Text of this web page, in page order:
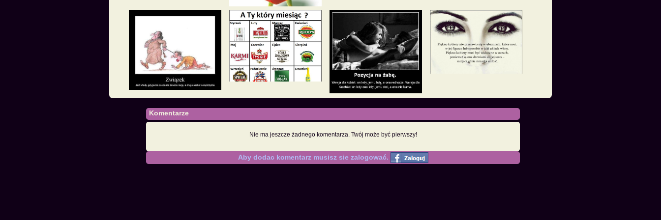
Komentarze
Nie ma jeszcze żadnego komentarza. Twój może być pierwszy!
Aby dodac komentarz musisz sie zalogować.